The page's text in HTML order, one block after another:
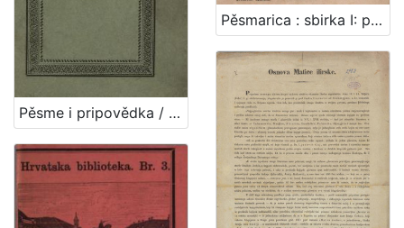
Pěsme i pripovědka / od Ljud. Vukotinovića
Pěsmarica : sbirka I: pěsme domorodne / izdane po D.R. i L.V.